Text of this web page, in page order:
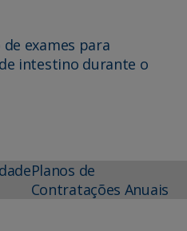
exames para
intestino durante o
Planos de
Contratações Anuais